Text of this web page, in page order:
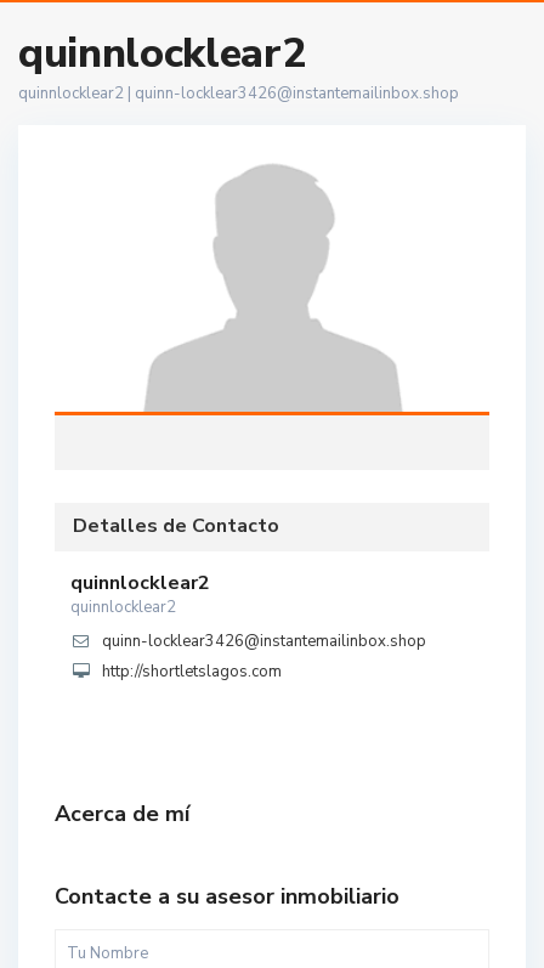
quinnlocklear2
quinnlocklear2 | quinn-locklear3426@instantemailinbox.shop
Detalles de Contacto
quinnlocklear2
quinnlocklear2
quinn-locklear3426@instantemailinbox.shop
http://shortletslagos.com
Acerca de mí
Contacte a su asesor inmobiliario